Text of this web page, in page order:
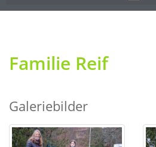
Familie Reif
Galeriebilder